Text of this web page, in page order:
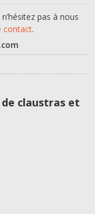
pas à nous
contact.
claustras et